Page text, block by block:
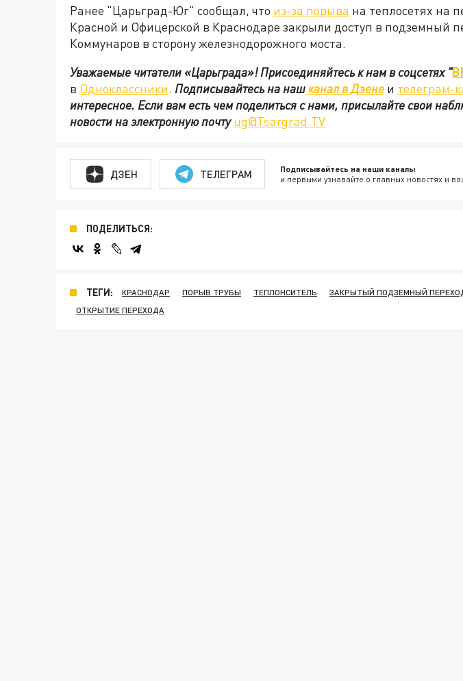
Ранее "Царьград-Юг" сообщал, что из-за порыва на теплосетях на
Красной и Офицерской в Краснодаре закрыли доступ в подземный
Коммунаров в сторону железнодорожного моста.
Уважаемые читатели «Царьграда»!Присоединяйтесь к нам в соцсетях"
в Одноклассники. Подписывайтесь на нашканал в Дзене и телеграм-
интересное. Если вам есть чем поделиться с нами, присылайте свои
новости на электронную почтуug@Tsargrad.TV
ДЗЕН ТЕЛЕГРАМ Подписывайтесь на наши каналы
и первыми узнавайте о главных новостях и
ПОДЕЛИТЬСЯ:
ТЕГИ: КРАСНОДАР ПОРЫВ ТРУБЫ ТЕПЛОНСИТЕЛЬ
ЗАКРЫТЫЙ ПОДЗЕМНЫЙ
ОТКРЫТИЕ ПЕРЕХОДА